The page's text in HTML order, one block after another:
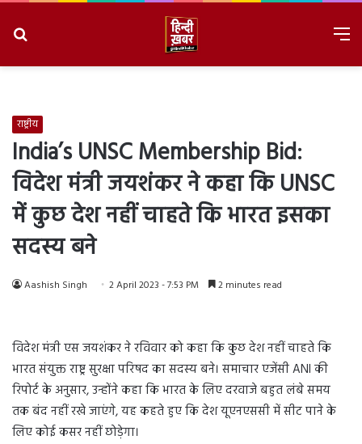
राष्ट्रीय
India’s UNSC Membership Bid:
विदेश मंत्री जयशंकर ने कहा कि UNSC
में कुछ देश नहीं चाहते कि भारत इसका
सदस्य बने
Aashish Singh 2 April 2023 - 7:53 PM 2 minutes read
विदेश मंत्री एस जयशंकर ने रविवार को कहा कि कुछ देश नहीं चाहते कि
भारत संयुक्त राष्ट्र सुरक्षा परिषद का सदस्य बने। समाचार एजेंसी ANI की
रिपोर्ट के अनुसार, उन्होंने कहा कि भारत के लिए दरवाजे बहुत लंबे समय
तक बंद नहीं रखे जाएंगे, यह कहते हुए कि देश यूएनएससी में सीट पाने के
लिए कोई कसर नहीं छोड़ेगा।